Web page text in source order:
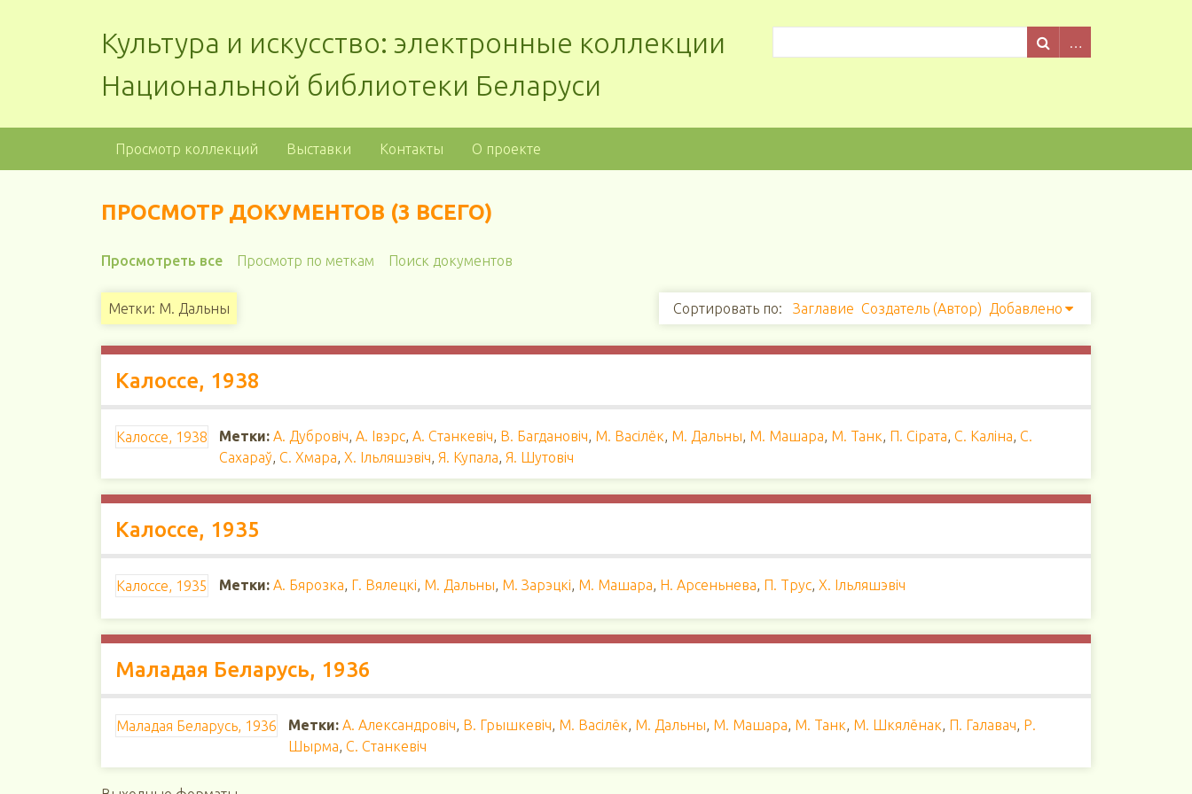
Культура и искусство: электронные коллекции
Национальной библиотеки Беларуси
Просмотр коллекций Выставки Контакты О проекте
ПРОСМОТР ДОКУМЕНТОВ (3 ВСЕГО)
Просмотреть все Просмотр по меткам Поиск документов
Метки: М. Дальны Сортировать по: Заглавие Создатель (Автор) Добавлено
Калоссе, 1938
Калоссе, 1938 Метки: А. Дубровіч, А. Івэрс, А. Станкевіч, В. Багдановіч, М. Васілёк, М. Дальны, М. Машара, М. Танк, П. Сiрата, С. Каліна, С.
Сахараў, С. Хмара, Х. Ільляшэвіч, Я. Купала, Я. Шутовiч
Калоссе, 1935
Калоссе, 1935 Метки: А. Бярозка, Г. Вялецкі, М. Дальны, М. Зарэцкі, М. Машара, Н. Арсеньнева, П. Трус, Х. Ільляшэвіч
Маладая Беларусь, 1936
Маладая Беларусь, 1936 Метки: А. Александровіч, В. Грышкевіч, М. Васілёк, М. Дальны, М. Машара, М. Танк, М. Шкялёнак, П. Галавач, Р.
Шырма, С. Станкевіч